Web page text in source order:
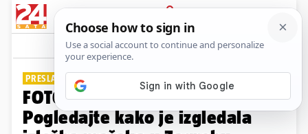
PRIJAVA
Galerija Komentari
PRESLATKE SU!
FOTO Za sve mačkoljupce:
Pogledajte kako je izgledala